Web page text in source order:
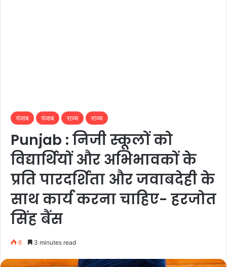
पंजाब पंजाब राज्य राज्य
Punjab : निजी स्कूलों को
विद्यार्थियों और अभिभावकों के
प्रति पारदर्शिता और जवाबदेही के
साथ कार्य करना चाहिए- हरजोत
सिंह बैंस
6 3 minutes read